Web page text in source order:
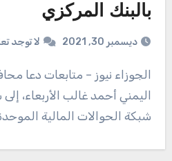
بالبنك المركزي
ديسمبر 30, 2021 لا توجد
الجوزاء نيوز – متابعات دعا محافظ البنك المركزي
اليمني أحمد غالب الأربعاء،
شبكة الحوالات المالية